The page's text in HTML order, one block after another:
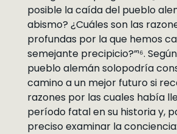
posible la caída del pueblo
abismo? ¿Cuáles son las
profundas por la que hemos
semejante precipicio?”¹⁶.
pueblo alemán solopodría
camino a un mejor futuro si
razones por las cuales había
período fatal en su historia y,
preciso examinar la conciencia: